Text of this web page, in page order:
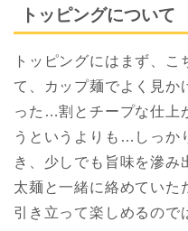
トッピングについて
トッピングにはまず、
て、カップ麺でよく見か
った…割とチープな仕上
うというよりも…しっか
き、少しでも旨味を滲み
太麺と一緒に絡めていた
引き立って楽しめるので